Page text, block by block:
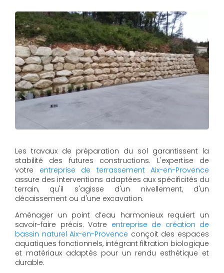
Les travaux de préparation du sol garantissent la
stabilité des futures constructions. L'expertise de
votre entreprise de terrassement Aix-en-Provence
assure des interventions adaptées aux spécificités du
terrain, qu'il s'agisse d'un nivellement, d'un
décaissement ou d'une excavation.
Aménager un point d’eau harmonieux requiert un
savoir-faire précis. Votre entreprise de création de
bassin naturel Aix-en-Provence conçoit des espaces
aquatiques fonctionnels, intégrant filtration biologique
et matériaux adaptés pour un rendu esthétique et
durable.